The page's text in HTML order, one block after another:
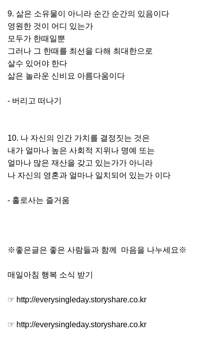
9. 삶은 소유물이 아니라 순간 순간의 있음이다
영원한 것이 어디 있는가
모두가 한때일뿐
그러나 그 한때를 최선을 다해 최대한으로
살수 있어야 한다
삶은 놀라운 신비요 아름다움이다
- 버리고 떠나기
10. 나 자신의 인간 가치를 결정짓는 것은
내가 얼마나 높은 사회적 지위나 명예 또는
얼마나 많은 재산을 갖고 있는가가 아니라
나 자신의 영혼과 얼마나 일치되어 있는가 이다
- 홀로사는 즐거움
※좋은글은 좋은 사람들과 함께 마음을 나누세요※
매일아침 행복 소식 받기
☞ http://everysingleday.storyshare.co.kr
☞ http://everysingleday.storyshare.co.kr